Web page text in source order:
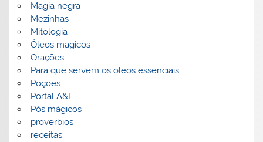
Magia negra
Mezinhas
Mitologia
Óleos magicos
Orações
Para que servem os óleos essenciais
Poções
Portal A&E
Pós mágicos
proverbios
receitas